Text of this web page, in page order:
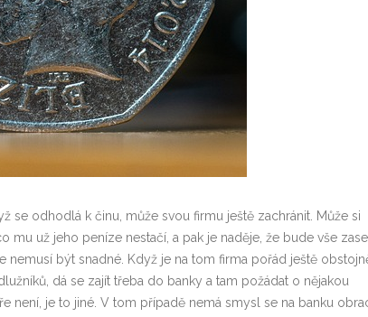
se odhodlá k činu, může svou firmu ještě zachránit. Může si
mu už jeho peníze nestačí, a pak je naděje, že bude vše
nemusí být snadné. Když je na tom firma pořád ještě
dá se zajít třeba do banky a tam požádat o nějakou
je to jiné. V tom případě nemá smysl se na banku